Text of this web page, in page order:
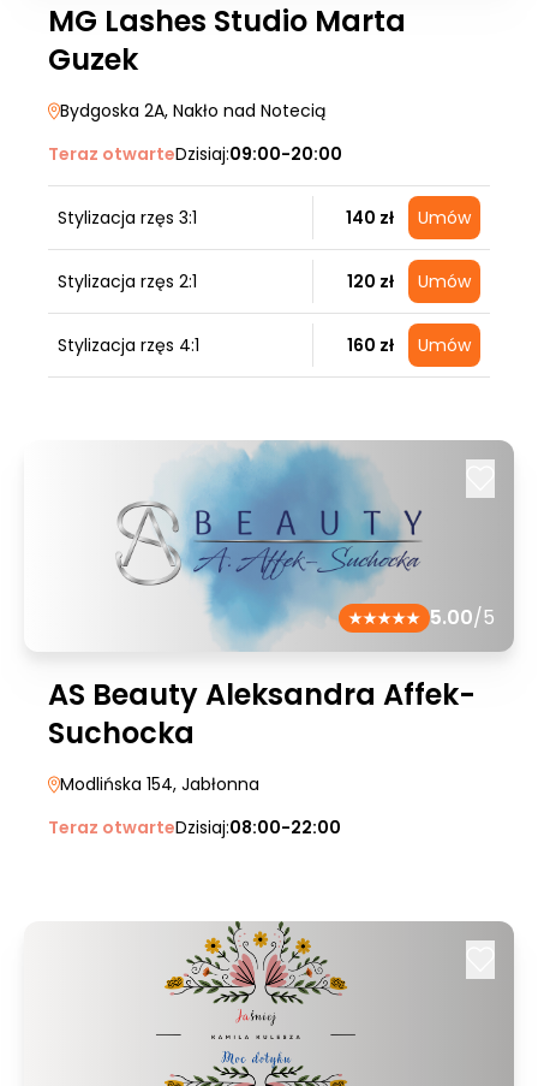
MG Lashes Studio Marta
Guzek
Bydgoska 2A, Nakło nad Notecią
Teraz otwarteDzisiaj:09:00-20:00
Stylizacja rzęs 3:1 140 zł Umów
Stylizacja rzęs 2:1 120 zł Umów
Stylizacja rzęs 4:1 160 zł Umów
5.00/5
AS Beauty Aleksandra Affek-
Suchocka
Modlińska 154, Jabłonna
Teraz otwarteDzisiaj:08:00-22:00